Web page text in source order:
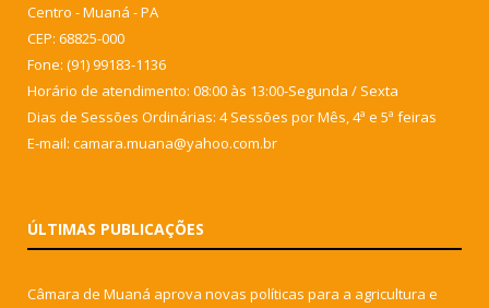
Centro - Muaná - PA
CEP: 68825-000
Fone: (91) 99183-1136
Horário de atendimento: 08:00 às 13:00-Segunda / Sexta
Dias de Sessões Ordinárias: 4 Sessões por Mês, 4ª e 5ª feiras
E-mail: camara.muana@yahoo.com.br
ÚLTIMAS PUBLICAÇÕES
Câmara de Muaná aprova novas políticas para a agricultura e